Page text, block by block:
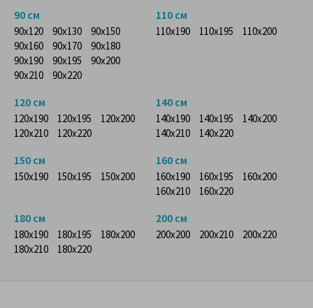
90 см
90x120 90x130
90x150
90x160
90x170
90x180
90x190
90x195
90x200
90x210
90x220
110 см
110x190 110x195 110x200
120 см
120x190 120x195
120x200
120x210
120x220
140 см
140x190 140x195
140x200
140x210
140x220
150 см
150x190 150x195 150x200
160 см
160x190 160x195
160x200
160x210
160x220
180 см
180x190 180x195
180x200
180x210
180x220
200 см
200x200 200x210 200x220